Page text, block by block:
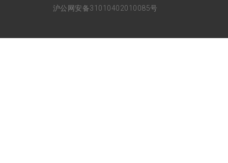
沪公网安备31010402010085号